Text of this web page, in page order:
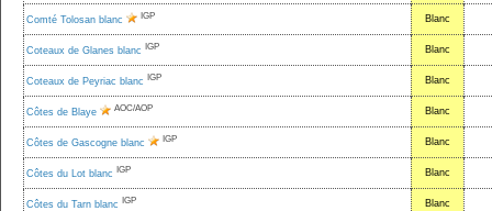
Comté Tolosan blanc IGP Blanc
Coteaux de Glanes blanc IGP Blanc
Coteaux de Peyriac blanc IGP Blanc
Côtes de Blaye AOC/AOP Blanc
Côtes de Gascogne blanc IGP Blanc
Côtes du Lot blanc IGP Blanc
Côtes du Tarn blanc IGP Blanc